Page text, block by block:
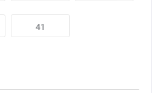
41